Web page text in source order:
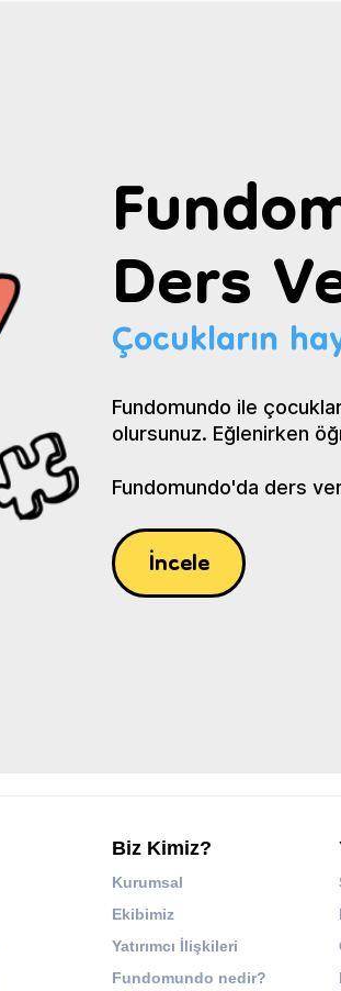
Ders
Çocukların
Fundomundo ile
olursunuz. Eğlenirken
Fundomundo'da ders
İncele
Biz Kimiz?
Kurumsal
Ekibimiz
Yatırımcı İlişkileri
Fundomundo nedir?